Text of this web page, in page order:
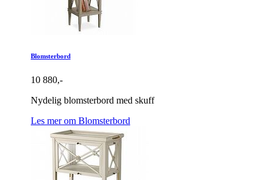
Blomsterbord
10 880,-
Nydelig blomsterbord med skuff
Les mer om Blomsterbord